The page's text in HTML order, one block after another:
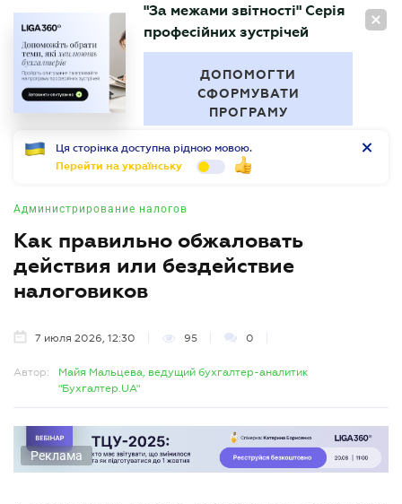
RU
БУХГАЛТЕР
"За межами звітності" Серія
професійних зустрічей
ДОПОМОГТИ
СФОРМУВАТИ
ПРОГРАМУ
Ця сторінка доступна рідною мовою.
Перейти на українську
Администрирование налогов
Как правильно обжаловать
действия или бездействие
налоговиков
7 июля 2026, 12:30 95 0
Автор:
Майя Мальцева, ведущий бухгалтер-аналитик
"Бухгалтер.UA"
Реклама